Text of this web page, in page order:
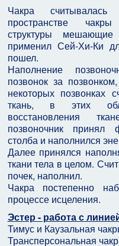
Чакра
пространстве
структуры
применил Сей-Хи-Ки
пошел.
Наполнение
позвонок за
некоторых позвонках
ткань, в этих
восстановления
позвоночник принял
столба и наполнился
Далее принялся
ткани тела в целом.
почек, наполнил.
Чакра постепенно
процессе исцеления.
Эстер - работа с
Тимус и Каузальная
Трансперсональная